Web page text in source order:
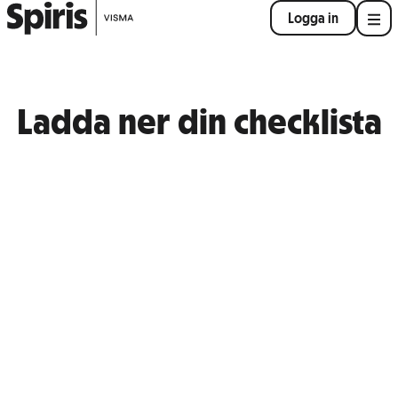
Logga in
Ladda ner din checklista